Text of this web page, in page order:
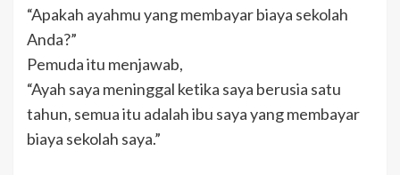
“Apakah ayahmu yang membayar biaya sekolah
Anda?”
Pemuda itu menjawab,
“Ayah saya meninggal ketika saya berusia satu
tahun, semua itu adalah ibu saya yang membayar
biaya sekolah saya.”